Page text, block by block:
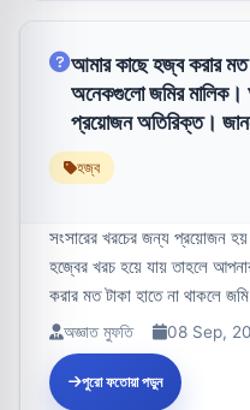
আমার কাছে হজ্ব করার
অনেকগুলো জমির মালিক।
প্রয়োজন অতিরিক্ত।
হজ্ব
সংসারের খরচের জন্য প্রয়োজন
হজ্বের খরচ হয়ে যায় তাহলে
করার মত টাকা হাতে না থাকলে
হবে। -বা...
অজ্ঞাত মুফতি 08 Sep,
পুরো ফতোয়া পড়ুন